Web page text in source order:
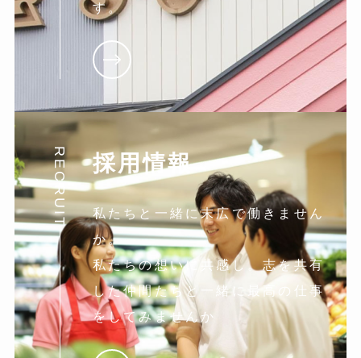
す。
RECRUIT 採用情報
私たちと一緒に末広で働きません
か。
私たちの想いに共感し。志を共有
した仲間たちと一緒に最高の仕事
をしてみませんか